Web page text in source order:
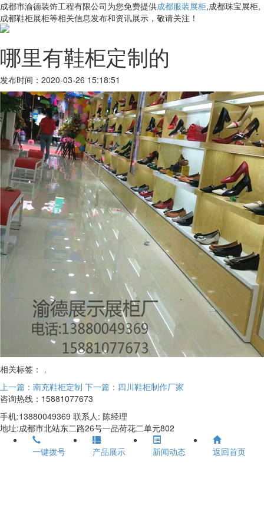
成都市渝德装饰工程有限公司为您免费提供成都服装展柜,成都珠宝展柜,
成都鞋柜展柜等相关信息发布和资讯展示，敬请关注！
哪里有鞋柜定制的
发布时间：2020-03-26 15:18:51
相关标签： ，
上一篇：南充鞋柜定制 下一篇：四川鞋柜制作厂家
咨询热线：15881077673
手机:13880049369 联系人: 陈经理
地址:成都市北站东二路26号一品荷花二单元802
一键拨号
产品展示 新闻动态 返回首页